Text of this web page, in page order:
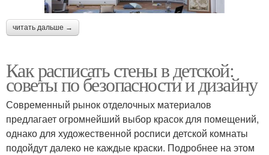
читать дальше →
Как расписать стены в детской:
советы по безопасности и дизайну
Современный рынок отделочных материалов
предлагает огромнейший выбор красок для помещений,
однако для художественной росписи детской комнаты
подойдут далеко не каждые краски. Подробнее на этом